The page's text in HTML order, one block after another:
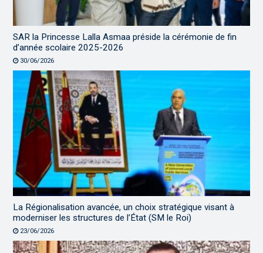
SAR la Princesse Lalla Asmaa préside la cérémonie de fin
d’année scolaire 2025-2026
30/06/2026
La Régionalisation avancée, un choix stratégique visant à
moderniser les structures de l’État (SM le Roi)
23/06/2026